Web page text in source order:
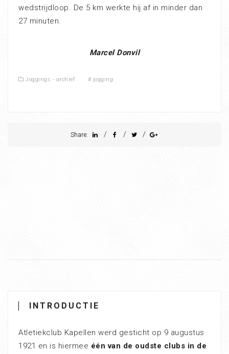
wedstrijdloop. De 5 km werkte hij af in minder dan
27 minuten.
Marcel Donvil
Joggings - archief # jogging
Share: / / /
INTRODUCTIE
Atletiekclub Kapellen werd gesticht op 9 augustus
1921 en is hiermee één van de oudste clubs in de